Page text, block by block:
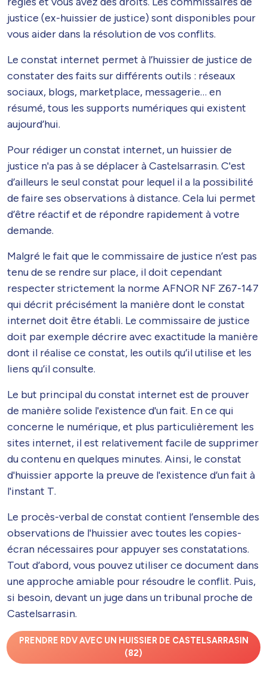
justice (ex-huissier de justice) sont disponibles pour
vous aider dans la résolution de vos conflits.
Le constat internet permet à l’huissier de justice de
constater des faits sur différents outils : réseaux
sociaux, blogs, marketplace, messagerie… en
résumé, tous les supports numériques qui existent
aujourd’hui.
Pour rédiger un constat internet, un huissier de
justice n'a pas à se déplacer à Castelsarrasin. C'est
d’ailleurs le seul constat pour lequel il a la possibilité
de faire ses observations à distance. Cela lui permet
d’être réactif et de répondre rapidement à votre
demande.
Malgré le fait que le commissaire de justice n’est pas
tenu de se rendre sur place, il doit cependant
respecter strictement la norme AFNOR NF Z67-147
qui décrit précisément la manière dont le constat
internet doit être établi. Le commissaire de justice
doit par exemple décrire avec exactitude la manière
dont il réalise ce constat, les outils qu’il utilise et les
liens qu’il consulte.
Le but principal du constat internet est de prouver
de manière solide l'existence d'un fait. En ce qui
concerne le numérique, et plus particulièrement les
sites internet, il est relativement facile de supprimer
du contenu en quelques minutes. Ainsi, le constat
d'huissier apporte la preuve de l'existence d’un fait à
l'instant T.
Le procès-verbal de constat contient l’ensemble des
observations de l'huissier avec toutes les copies-
écran nécessaires pour appuyer ses constatations.
Tout d’abord, vous pouvez utiliser ce document dans
une approche amiable pour résoudre le conflit. Puis,
si besoin, devant un juge dans un tribunal proche de
Castelsarrasin.
PRENDRE RDV AVEC UN HUISSIER DE CASTELSARRASIN
(82)